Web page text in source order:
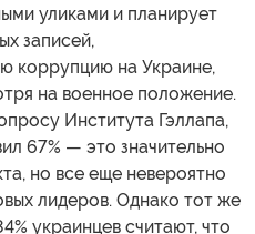
уликами и планирует
записей,
коррупцию на Украине,
на военное положение.
Института Гэллапа,
67% — это значительно
но все еще невероятно
лидеров. Однако тот же
украинцев считают, что